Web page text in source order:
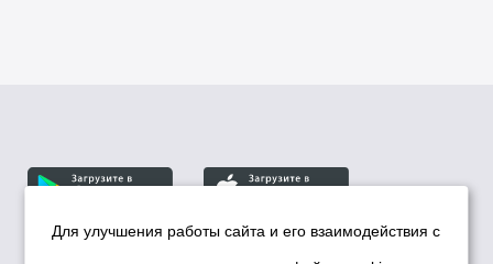
Для улучшения работы сайта и его взаимодействия с